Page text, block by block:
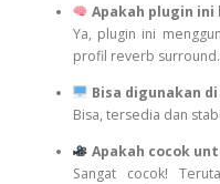
Apakah plugin ini
Ya, plugin ini
profil reverb surround.
Bisa digunakan
Bisa, tersedia dan
Apakah cocok
Sangat cocok!